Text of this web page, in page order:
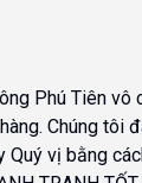
Phú Tiên vô
Chúng tôi
vị bằng